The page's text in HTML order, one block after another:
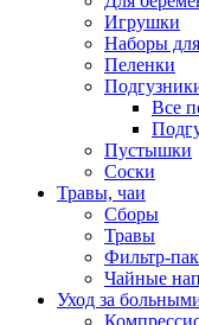
Игрушки
Наборы
Пеленки
Все
Пустышки
Соски
Травы, чаи
Сборы
Травы
Фильтр-
Чайные
Уход за